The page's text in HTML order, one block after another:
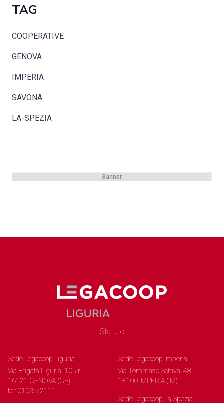
TAG
COOPERATIVE
GENOVA
IMPERIA
SAVONA
LA-SPEZIA
Banner
Statuto
Sede Legacoop Liguria
Via Brigata Liguria, 105 r.
16121 GENOVA (GE)
tel: 010/572111
Sede Legacoop Imperia
Via Tommaso Schiva, 48
18100 IMPERIA (IM)
Sede Legacoop La Spezia